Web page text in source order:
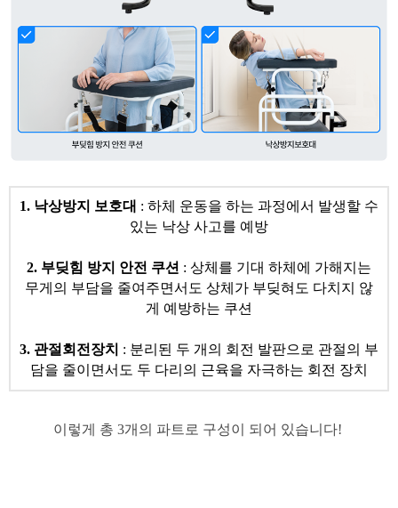
1. 낙상방지 보호대 : 하체 운동을 하는 과정에서 발생할 수
있는 낙상 사고를 예방
2. 부딪힘 방지 안전 쿠션 : 상체를 기대 하체에 가해지는
무게의 부담을 줄여주면서도 상체가 부딪혀도 다치지 않
게 예방하는 쿠션
3. 관절회전장치 : 분리된 두 개의 회전 발판으로 관절의 부
담을 줄이면서도 두 다리의 근육을 자극하는 회전 장치
​이렇게 총 3개의 파트로 구성이 되어 있습니다!